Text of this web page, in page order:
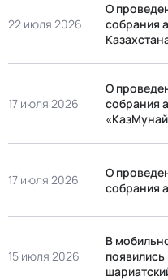
22 июля 2026
О
собрания
17 июля 2026
О
собрания
17 июля 2026
О
собрания
15 июля 2026
В